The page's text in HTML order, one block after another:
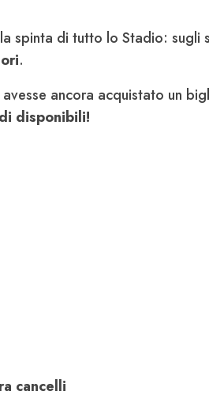
spinta di tutto lo Stadio: sugli
.
avesse ancora acquistato un
disponibili!
cancelli